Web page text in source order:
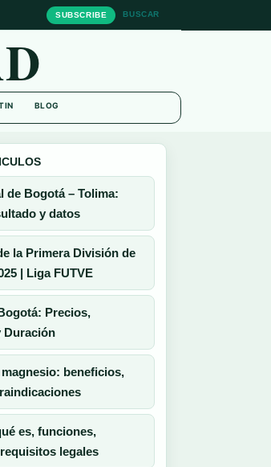
SUBSCRIBE BUSCAR
BLOG
de Bogotá – Tolima:
y datos
la Primera División de
| Liga FUTVE
Precios,
Duración
beneficios,
es, funciones,
legales